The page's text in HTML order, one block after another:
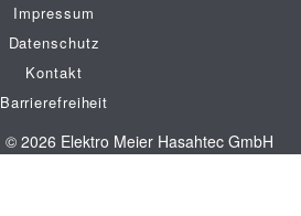
Impressum
Datenschutz
Kontakt
Barrierefreiheit
© 2026 Elektro Meier Hasahtec GmbH